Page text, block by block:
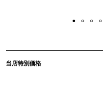
当店特別価格